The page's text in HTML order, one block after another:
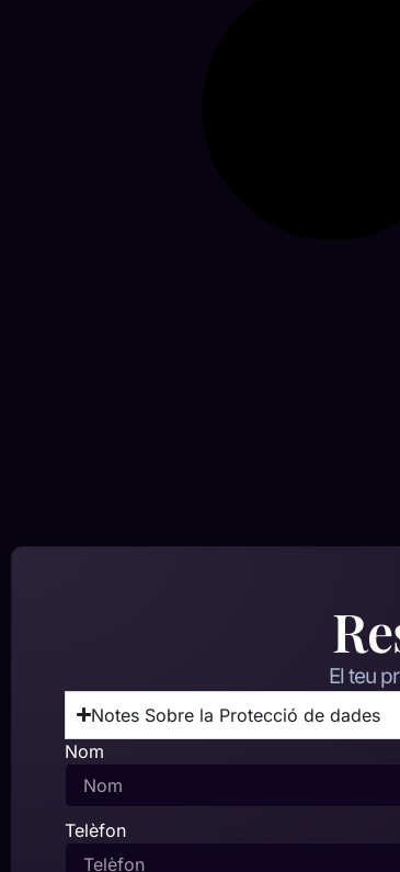
El teu
Notes Sobre la Protecció de dades
Nom
Telèfon